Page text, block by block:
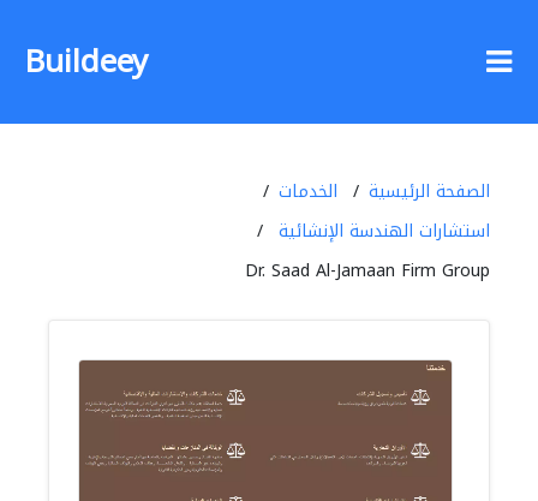
Buildeey
الصفحة الرئيسية
الخدمات
استشارات الهندسة الإنشائية
Dr. Saad Al-Jamaan Firm Group